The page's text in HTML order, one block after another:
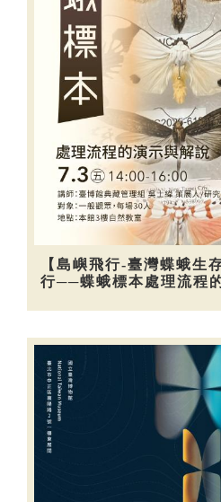
【島嶼飛行-臺灣蝶蛾生
行──蝶蛾標本處理流程